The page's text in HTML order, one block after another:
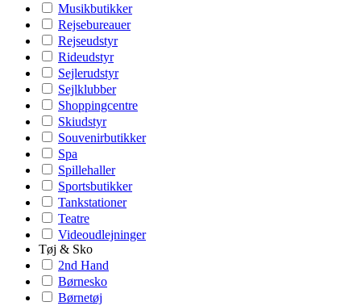
Musikbutikker
Rejsebureauer
Rejseudstyr
Rideudstyr
Sejlerudstyr
Sejlklubber
Shoppingcentre
Skiudstyr
Souvenirbutikker
Spa
Spillehaller
Sportsbutikker
Tankstationer
Teatre
Videoudlejninger
Tøj & Sko
2nd Hand
Børnesko
Børnetøj